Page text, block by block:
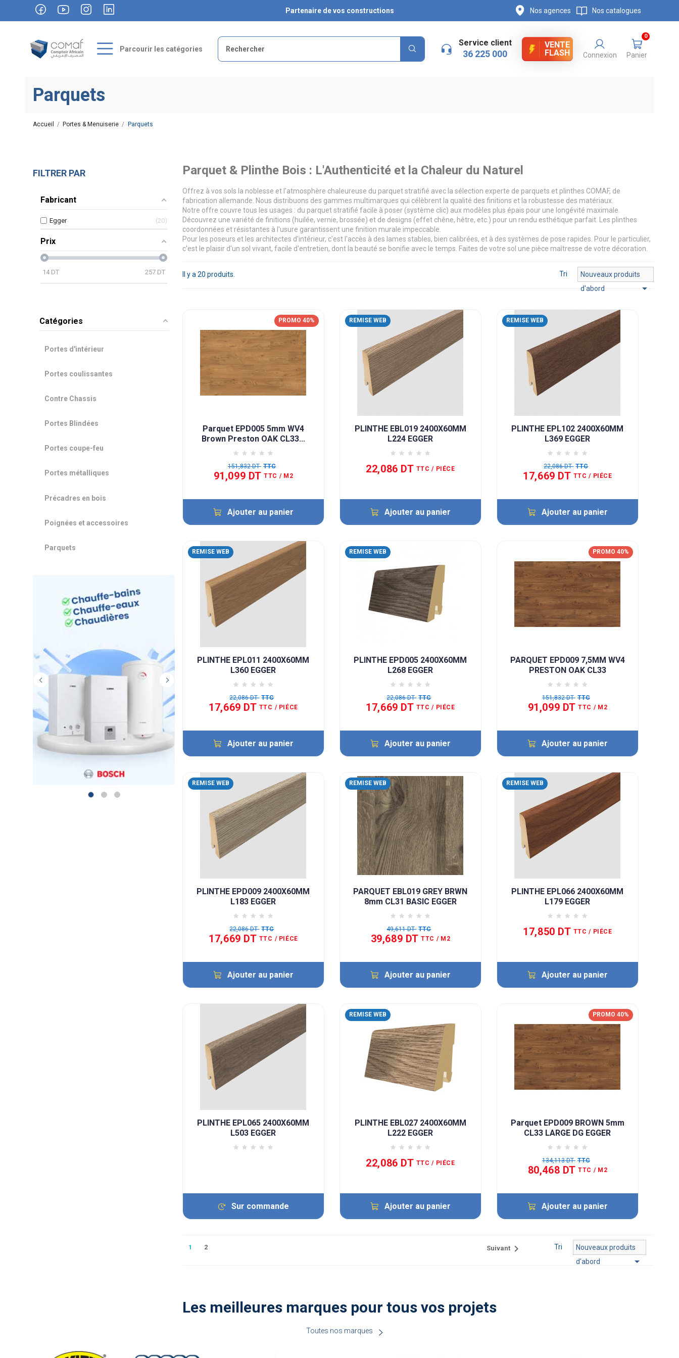
Partenaire de vos constructions Nos agences Nos catalogues
Parcourir les catégories
Service client
36 225 000
VENTE
FLASH
Connexion Panier
0
Parquets
Accueil Portes & Menuiserie Parquets
FILTRER PAR
Fabricant
Egger 20
Prix
14DT 257 DT
Catégories
Portes d'intérieur
Portes coulissantes
Contre Chassis
Portes Blindées
Portes coupe-feu
Portes métalliques
Précadres en bois
Poignées et accessoires
Parquets
Parquet & Plinthe Bois : L'Authenticité et la Chaleur du Naturel
Offrez à vos sols la noblesse et l'atmosphère chaleureuse du parquet stratifié avec la sélection experte de parquets et plinthes COMAF, de
fabrication allemande. Nous distribuons des gammes multimarques qui célèbrent la qualité des finitions et la robustesse des matériaux.
Notre offre couvre tous les usages : du parquet stratifié facile à poser (système clic) aux modèles plus épais pour une longévité maximale.
Découvrez une variété de finitions (huilée, vernie, brossée) et de designs (effet chêne, hêtre, etc.) pour un rendu esthétique parfait. Les plinthes
coordonnées et résistantes à l'usure garantissent une finition murale impeccable.
Pour les poseurs et les architectes d'intérieur, c'est l'accès à des lames stables, bien calibrées, et à des systèmes de pose rapides. Pour le particulier,
c'est le plaisir d'un sol vivant, facile d'entretien, dont la beauté se bonifie avec le temps. Faites de votre sol une pièce maîtresse de votre décoration.
Il y a 20 produits. Tri
Nouveaux produits
d'abord

PROMO 40%
Parquet EPD005 5mm WV4
Brown Preston OAK CL33...
151,832 DT TTC
91,099 DT TTC / M2
Ajouter au panier
REMISE WEB
PLINTHE EBL019 2400X60MM
L224 EGGER
22,086 DT TTC / PIÉCE
Ajouter au panier
REMISE WEB
PLINTHE EPL102 2400X60MM
L369 EGGER
22,086 DT TTC
17,669 DT TTC / PIÉCE
Ajouter au panier
REMISE WEB
PLINTHE EPL011 2400X60MM
L360 EGGER
22,086 DT TTC
17,669 DT TTC / PIÉCE
Ajouter au panier
REMISE WEB
PLINTHE EPD005 2400X60MM
L268 EGGER
22,086 DT TTC
17,669 DT TTC / PIÉCE
Ajouter au panier
PROMO 40%
PARQUET EPD009 7,5MM WV4
PRESTON OAK CL33
151,832 DT TTC
91,099 DT TTC / M2
Ajouter au panier
REMISE WEB
PLINTHE EPD009 2400X60MM
L183 EGGER
22,086 DT TTC
17,669 DT TTC / PIÉCE
Ajouter au panier
REMISE WEB
PARQUET EBL019 GREY BRWN
8mm CL31 BASIC EGGER
49,611 DT TTC
39,689 DT TTC / M2
Ajouter au panier
REMISE WEB
PLINTHE EPL066 2400X60MM
L179 EGGER
17,850 DT TTC / PIÉCE
Ajouter au panier
PLINTHE EPL065 2400X60MM
L503 EGGER
Sur commande
REMISE WEB
PLINTHE EBL027 2400X60MM
L222 EGGER
22,086 DT TTC / PIÉCE
Ajouter au panier
PROMO 40%
Parquet EPD009 BROWN 5mm
CL33 LARGE DG EGGER
134,113 DT TTC
80,468 DT TTC / M2
Ajouter au panier
1 2 Suivant Tri
Nouveaux produits
d'abord

Les meilleures marques pour tous vos projets
Toutes nos marques